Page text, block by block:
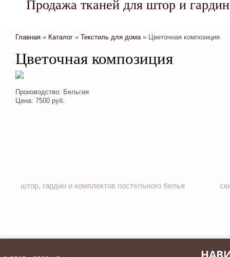
Продажа тканей для штор и
Главная » Каталог » Текстиль для дома» Цветочная композиция
Цветочная композиция
Производство: Бельгия
Цена: 7500 руб.
штор, гардин и комплектов постельного белья